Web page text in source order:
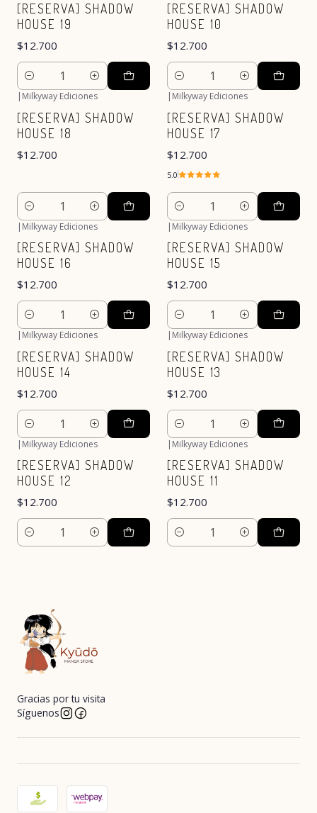
[RESERVA] SHADOW
HOUSE 19
$12.700
Cantidad
[RESERVA] SHADOW
HOUSE 10
$12.700
Cantidad
Milkyway Ediciones
[RESERVA] SHADOW
HOUSE 18
$12.700
Cantidad
Milkyway Ediciones
[RESERVA] SHADOW
HOUSE 17
$12.700
5.0
Cantidad
| Milkyway Ediciones
[RESERVA] SHADOW
HOUSE 16
$12.700
Cantidad
| Milkyway Ediciones
[RESERVA] SHADOW
HOUSE 15
$12.700
Cantidad
| Milkyway Ediciones
[RESERVA] SHADOW
HOUSE 14
$12.700
Cantidad
| Milkyway Ediciones
[RESERVA] SHADOW
HOUSE 13
$12.700
Cantidad
| Milkyway Ediciones
[RESERVA] SHADOW
HOUSE 12
$12.700
Cantidad
| Milkyway Ediciones
[RESERVA] SHADOW
HOUSE 11
$12.700
Cantidad
Gracias por tu visita
Síguenos